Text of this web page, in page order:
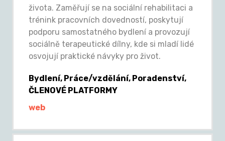
života. Zaměřují se na sociální rehabilitaci a
trénink pracovních dovedností, poskytují
podporu samostatného bydlení a provozují
sociálně terapeutické dílny, kde si mladí lidé
osvojují praktické návyky pro život.
Bydlení, Práce/vzdělání, Poradenství,
ČLENOVÉ PLATFORMY
web